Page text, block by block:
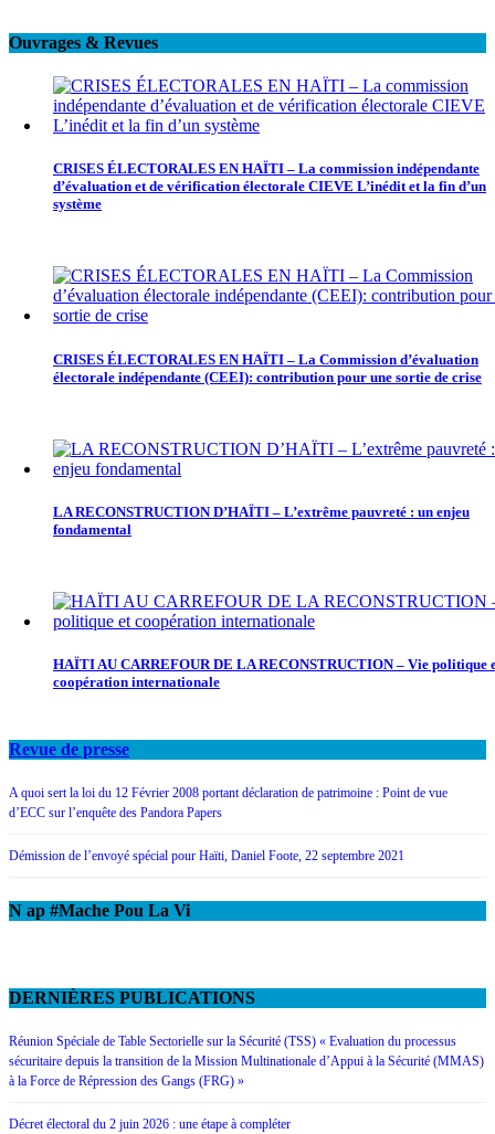
Ouvrages & Revues
CRISES ÉLECTORALES EN HAÏTI – La commission indépendante
d’évaluation et de vérification électorale CIEVE L’inédit et la fin d’un
système
CRISES ÉLECTORALES EN HAÏTI – La Commission d’évaluation
électorale indépendante (CEEI): contribution pour une sortie de crise
LA RECONSTRUCTION D’HAÏTI – L’extrême pauvreté : un enjeu
fondamental
HAÏTI AU CARREFOUR DE LA RECONSTRUCTION – Vie politique
coopération internationale
Revue de presse
A quoi sert la loi du 12 Février 2008 portant déclaration de patrimoine : Point de vue
d’ECC sur l’enquête des Pandora Papers
Démission de l’envoyé spécial pour Haïti, Daniel Foote, 22 septembre 2021
N ap #Mache Pou La Vi
DERNIÈRES PUBLICATIONS
Réunion Spéciale de Table Sectorielle sur la Sécurité (TSS) « Evaluation du processus
sécuritaire depuis la transition de la Mission Multinationale d’Appui à la Sécurité (MMAS)
à la Force de Répression des Gangs (FRG) »
Décret électoral du 2 juin 2026 : une étape à compléter